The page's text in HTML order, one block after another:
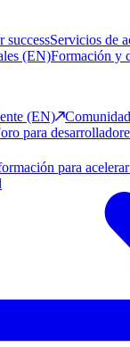
successServicios de
(EN)Formación y
(EN)
para
para